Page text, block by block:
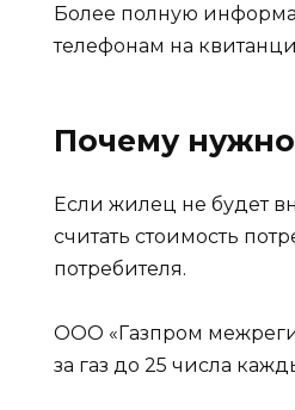
Более полную
телефонам на
Почему нужно
Если жилец не будет
считать стоимость
потребителя.
ООО «Газпром
за газ до 25 числа